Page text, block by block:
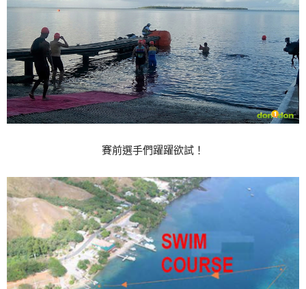
賽前選手們躍躍欲試！